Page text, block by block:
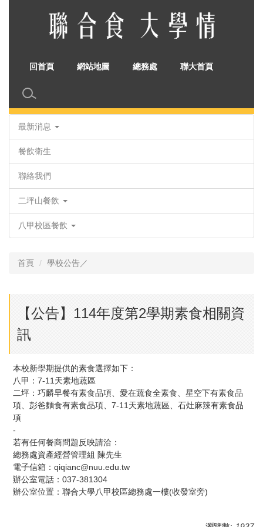
回首頁 網站地圖 總務處 聯大首頁
最新消息
餐飲衛生
聯絡我們
二坪山餐飲
八甲校區餐飲
首頁 學校公告／
【公告】114年度第2學期素食相關資
訊
本校新學期提供的素食選擇如下：
八甲：7-11天素地蔬區
二坪：巧麟早餐有素食品項、愛在蔬食全素食、星空下有素食品
項、彭爸麵食有素食品項、7-11天素地蔬區、石灶麻辣有素食品
項
-
若有任何餐商問題反映請洽：
總務處資產經營管理組 陳先生
電子信箱：qiqianc@nuu.edu.tw
辦公室電話：037-381304
辦公室位置：聯合大學八甲校區總務處一樓(收發室旁)